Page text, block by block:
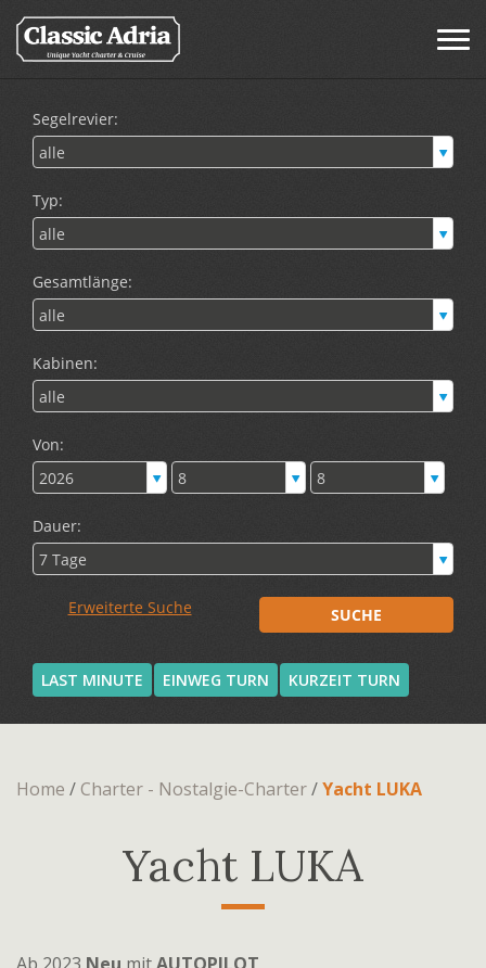
LAST MINUTE EINWEG TURN KURZEIT TURN
Home / Charter - Nostalgie-Charter/Yacht LUKA
Yacht LUKA